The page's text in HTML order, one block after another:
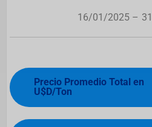
16/01/2025 –
Precio Promedio Total en
U$D/Ton